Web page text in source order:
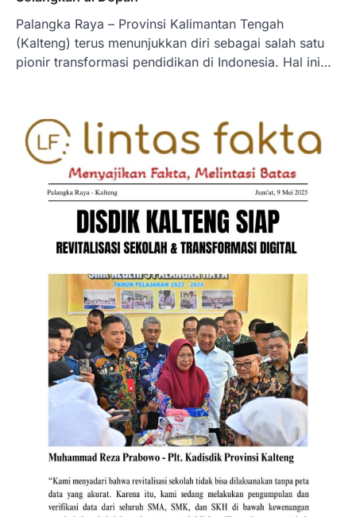
Palangka Raya – Provinsi Kalimantan Tengah
(Kalteng) terus menunjukkan diri sebagai salah satu
pionir transformasi pendidikan di Indonesia. Hal ini…